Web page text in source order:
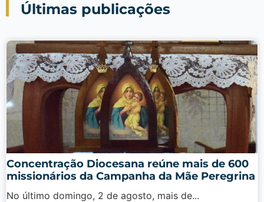
Últimas publicações
Concentração Diocesana reúne mais de 600
missionários da Campanha da Mãe Peregrina
No último domingo, 2 de agosto, mais de...